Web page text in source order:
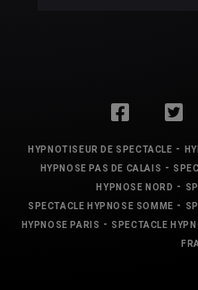
HYPNOTISEUR DE SPECTACLE -
HYPNOSE PAS DE CALAIS -
HYPNOSE NORD -
SPECTACLE HYPNOSE SOMME -
HYPNOSE PARIS - SPECTACLE